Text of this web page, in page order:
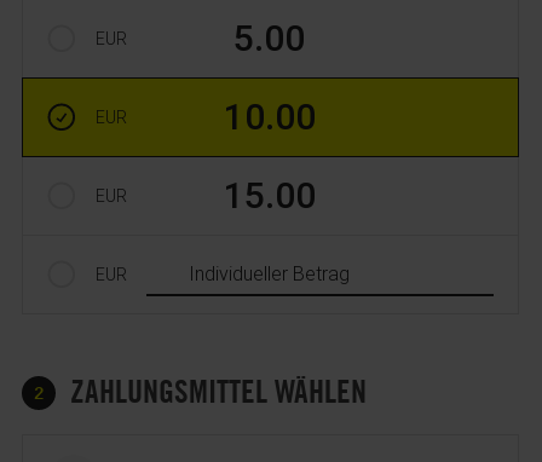
EUR 5.00
EUR 10.00
EUR 15.00
EUR Individueller Betrag
2 ZAHLUNGSMITTEL WÄHLEN